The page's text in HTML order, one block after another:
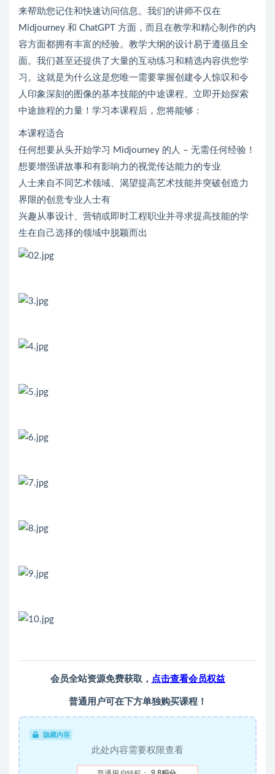
来帮助您记住和快速访问信息。我们的讲师不仅在
Midjourney 和 ChatGPT 方面，而且在教学和精心制作的内
容方面都拥有丰富的经验。教学大纲的设计易于遵循且全
面。我们甚至还提供了大量的互动练习和精选内​​容供您学
习。这就是为什么这是您唯一需要掌握创建令人惊叹和令
人印象深刻的图像的基本技能的中途课程。立即开始探索
中途旅程的力量！学习本课程后，您将能够：
本课程适合
任何想要从头开始学习 Midjourney 的人 – 无需任何经验！
想要增强讲故事和有影响力的视觉传达能力的专业
人士来自不同艺术领域、渴望提高艺术技能并突破创造力
界限的创意专业人士有
兴趣从事设计、营销或即时工程职业并寻求提高技能的学
生在自己选择的领域中脱颖而出
会员全站资源免费获取， 点击查看会员权益
普通用户可在下方单独购买课程！
隐藏内容
此处内容需要权限查看